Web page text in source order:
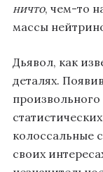
ничто, чем-то
массы
Дьявол, как
деталях.
колоссальные
своих